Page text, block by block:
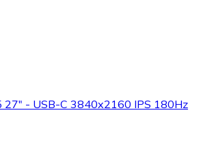
- USB-C 3840x2160 IPS 180Hz